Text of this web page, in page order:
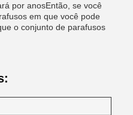
por anosEntão, se você
em que você pode
o conjunto de parafusos